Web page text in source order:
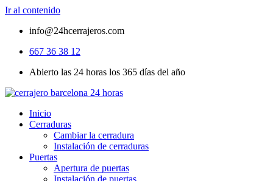
Ir al contenido
info@24hcerrajeros.com
667 36 38 12
Abierto las 24 horas los 365 días del año
Inicio
Cerraduras
Cambiar la cerradura
Instalación de cerraduras
Puertas
Apertura de puertas
Instalación de puertas